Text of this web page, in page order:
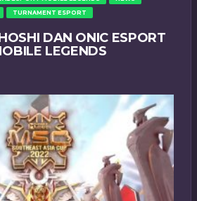
TURNAMENT ESPORT
DAN ONIC ESPORT
LEGENDS